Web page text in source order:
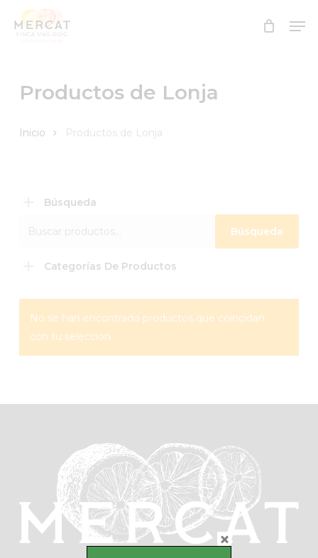
Productos de Lonja
Inicio Productos de Lonja
Búsqueda
Búsqueda
Categorías De Productos
No se han encontrado productos que coincidan
con tu selección.